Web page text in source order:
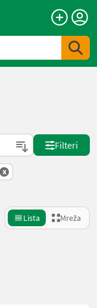
Filteri
x
Lista Mreža